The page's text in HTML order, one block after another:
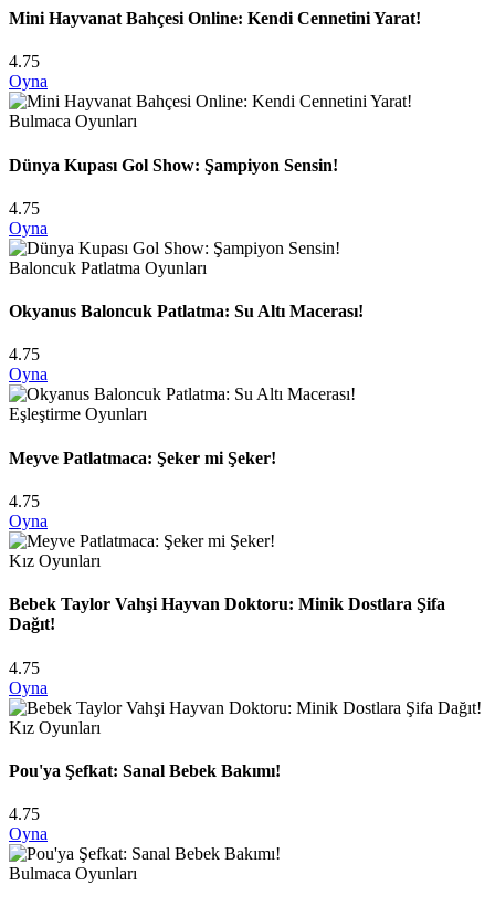
Mini Hayvanat Bahçesi Online: Kendi Cennetini Yarat!
4.75
Oyna
Bulmaca Oyunları
Dünya Kupası Gol Show: Şampiyon Sensin!
4.75
Oyna
Baloncuk Patlatma Oyunları
Okyanus Baloncuk Patlatma: Su Altı Macerası!
4.75
Oyna
Eşleştirme Oyunları
Meyve Patlatmaca: Şeker mi Şeker!
4.75
Oyna
Kız Oyunları
Bebek Taylor Vahşi Hayvan Doktoru: Minik Dostlara Şifa
Dağıt!
4.75
Oyna
Kız Oyunları
Pou'ya Şefkat: Sanal Bebek Bakımı!
4.75
Oyna
Bulmaca Oyunları